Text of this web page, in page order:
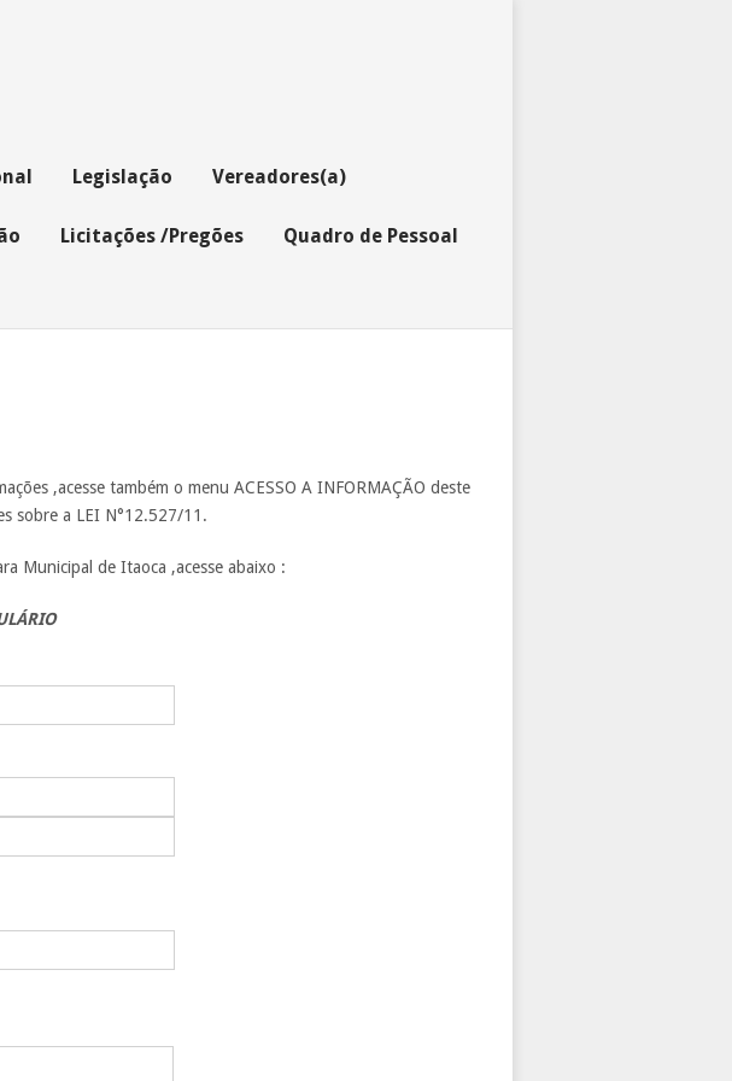
Legislação Vereadores(a)
Licitações /Pregões Quadro de Pessoal
,acesse também o menu ACESSO A INFORMAÇÃO deste
sobre a LEI N°12.527/11.
Municipal de Itaoca ,acesse abaixo :